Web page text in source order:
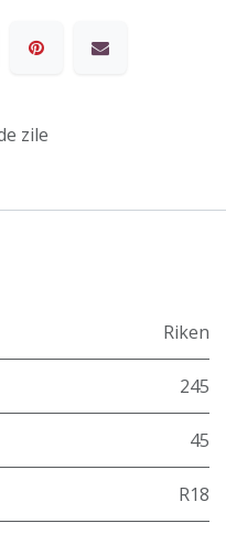
zile
Riken
245
45
R18